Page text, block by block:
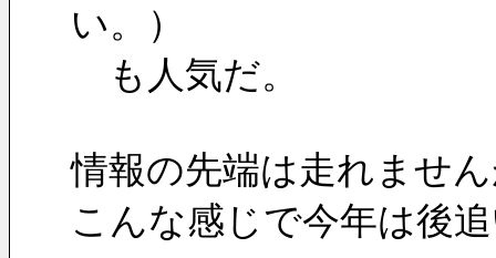
い。）
も人気だ。
情報の先端は走れませ
こんな感じで今年は後